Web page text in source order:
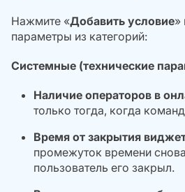
Нажмите «Добавить условие»
параметры из категорий:
Системные (технические
Наличие операторов в
только тогда, когда
Время от закрытия
промежуток времени
пользователь его закрыл.